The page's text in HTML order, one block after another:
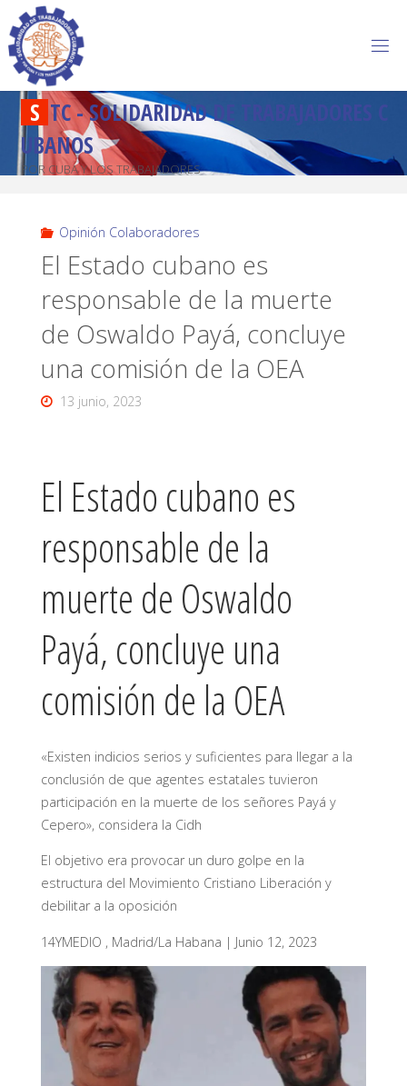
S TC-SOLIDARIDADD R A BAJADORES C
U BANOS
POR CUBA Y LOS TRABAJADORES
Opinión Colaboradores
El Estado cubano es
responsable de la muerte
de Oswaldo Payá, concluye
una comisión de la OEA
13 junio, 2023
El Estado cubano es
responsable de la
muerte de Oswaldo
Payá, concluye una
comisión de la OEA
«Existen indicios serios y suficientes para llegar a la
conclusión de que agentes estatales tuvieron
participación en la muerte de los señores Payá y
Cepero», considera la Cidh
El objetivo era provocar un duro golpe en la
estructura del Movimiento Cristiano Liberación y
debilitar a la oposición
14YMEDIO , Madrid/La Habana | Junio 12, 2023